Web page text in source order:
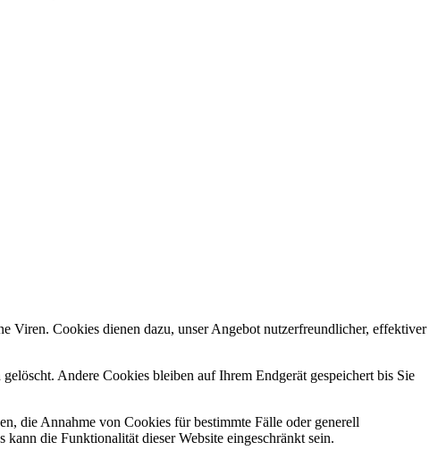
Viren. Cookies dienen dazu, unser Angebot nutzerfreundlicher, effektiver
Andere Cookies bleiben auf Ihrem Endgerät gespeichert bis Sie
die Annahme von Cookies für bestimmte Fälle oder generell
die Funktionalität dieser Website eingeschränkt sein.